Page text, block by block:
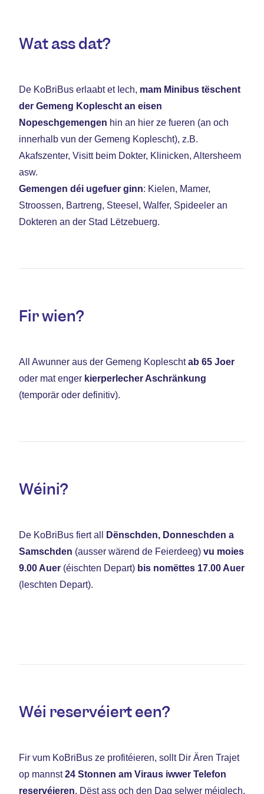
Wat ass dat?
De KoBriBus erlaabt et Iech, mam Minibus tëschent
der Gemeng Koplescht an eisen
Nopeschgemengen hin an hier ze fueren (an och
innerhalb vun der Gemeng Koplescht), z.B.
Akafszenter, Visitt beim Dokter, Klinicken, Altersheem
asw.
Gemengen déi ugefuer ginn: Kielen, Mamer,
Stroossen, Bartreng, Steesel, Walfer, Spideeler an
Dokteren an der Stad Lëtzebuerg.
Fir wien?
All Awunner aus der Gemeng Kopleschtab 65 Joer
oder mat enger kierperlecher Aschränkung
(temporär oder definitiv).
Wéini?
De KoBriBus fiert all
Dënschden, Donneschden a
Samschden (ausser wärend de Feierdeeg) vu moies
9.00 Auer (éischten Depart) bis nomëttes 17.00 Auer
(leschten Depart).
Wéi reservéiert een?
Fir vum KoBriBus ze profitéieren, sollt Dir Ären Trajet
op mannst24 Stonnen am Viraus iwwer Telefon
reservéieren. Dëst ass och den Dag selwer méiglech,